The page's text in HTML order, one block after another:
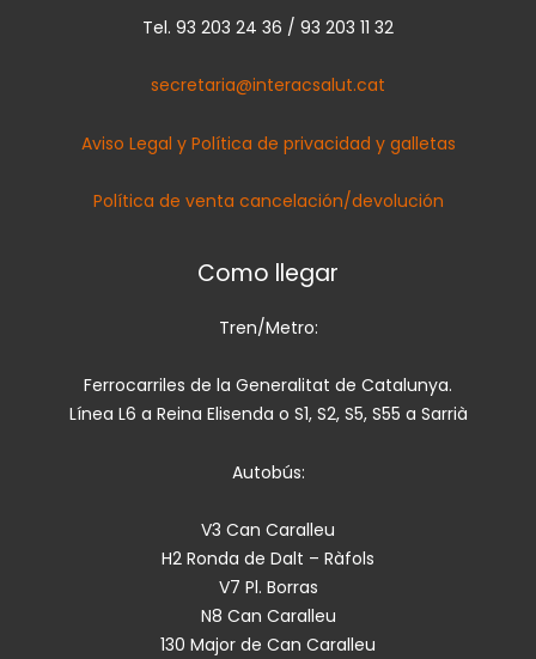
Tel. 93 203 24 36 / 93 203 11 32
secretaria@interacsalut.cat
Aviso Legal y Política de privacidad y galletas
Política de venta cancelación/devolución
Como llegar
Tren/Metro:
Ferrocarriles de la Generalitat de Catalunya.
Línea L6 a Reina Elisenda o S1, S2, S5, S55 a Sarrià
Autobús:
V3 Can Caralleu
H2 Ronda de Dalt – Ràfols
V7 Pl. Borras
N8 Can Caralleu
130 Major de Can Caralleu